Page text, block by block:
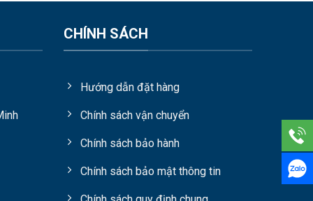
CHÍNH SÁCH
Hướng dẫn đặt hàng
Chính sách vận chuyển
Chính sách bảo hành
Chính sách bảo mật thông tin